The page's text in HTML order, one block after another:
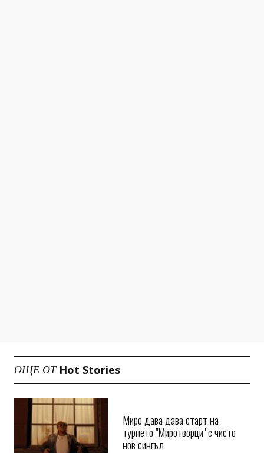
ОЩЕ ОТ Hot Stories
Миро дава дава старт на
турнето "Миротворци" с чисто
нов сингъл